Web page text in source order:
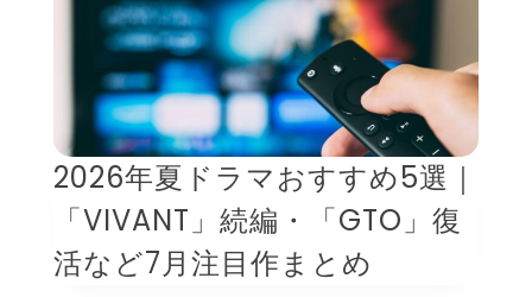
2026年夏ドラマおすすめ5選｜
「VIVANT」続編・「GTO」復
活など7月注目作まとめ